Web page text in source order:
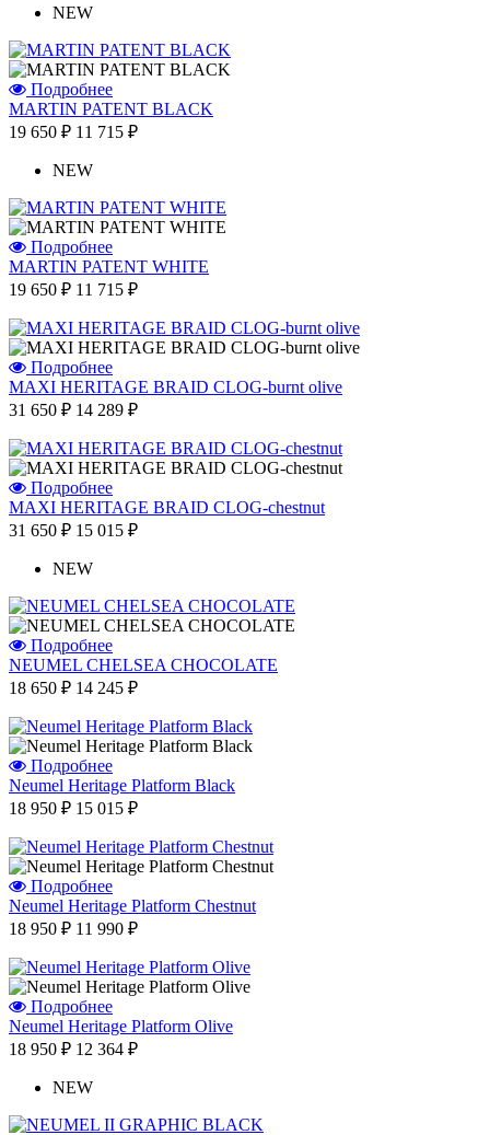
NEW
Подробнее
MARTIN PATENT BLACK
19 650 ₽ 11 715 ₽
NEW
Подробнее
MARTIN PATENT WHITE
19 650 ₽ 11 715 ₽
Подробнее
MAXI HERITAGE BRAID CLOG-burnt olive
31 650 ₽ 14 289 ₽
Подробнее
MAXI HERITAGE BRAID CLOG-chestnut
31 650 ₽ 15 015 ₽
NEW
Подробнее
NEUMEL CHELSEA CHOCOLATE
18 650 ₽ 14 245 ₽
Подробнее
Neumel Heritage Platform Black
18 950 ₽ 15 015 ₽
Подробнее
Neumel Heritage Platform Chestnut
18 950 ₽ 11 990 ₽
Подробнее
Neumel Heritage Platform Olive
18 950 ₽ 12 364 ₽
NEW